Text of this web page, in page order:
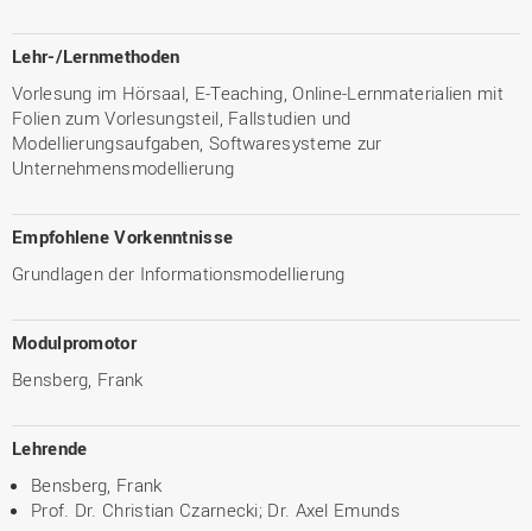
Lehr-/Lernmethoden
Vorlesung im Hörsaal, E-Teaching, Online-Lernmaterialien mit
Folien zum Vorlesungsteil, Fallstudien und
Modellierungsaufgaben, Softwaresysteme zur
Unternehmensmodellierung
Empfohlene Vorkenntnisse
Grundlagen der Informationsmodellierung
Modulpromotor
Bensberg, Frank
Lehrende
Bensberg, Frank
Prof. Dr. Christian Czarnecki; Dr. Axel Emunds